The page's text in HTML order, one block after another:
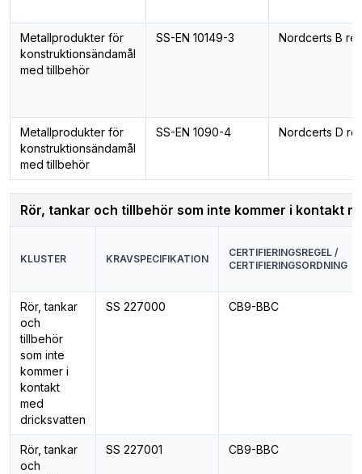
Metallprodukter för
konstruktionsändamål
med tillbehör
SS-EN 10149-3 Nordcerts B
Metallprodukter för
konstruktionsändamål
med tillbehör
SS-EN 1090-4 Nordcerts D
Rör, tankar och tillbehör som inte kommer i kontakt
KLUSTER KRAVSPECIFIKATION
CERTIFIERINGSREGEL /
CERTIFIERINGSORDNING
Rör, tankar
och
tillbehör
som inte
kommer i
kontakt
med
dricksvatten
SS 227000 CB9-BBC
Rör, tankar
och
SS 227001 CB9-BBC